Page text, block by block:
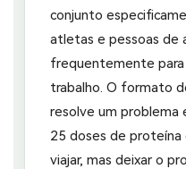
conjunto
atletas e pessoas de
frequentemente
trabalho. O formato
resolve um problema
25 doses de proteína
viajar, mas deixar o